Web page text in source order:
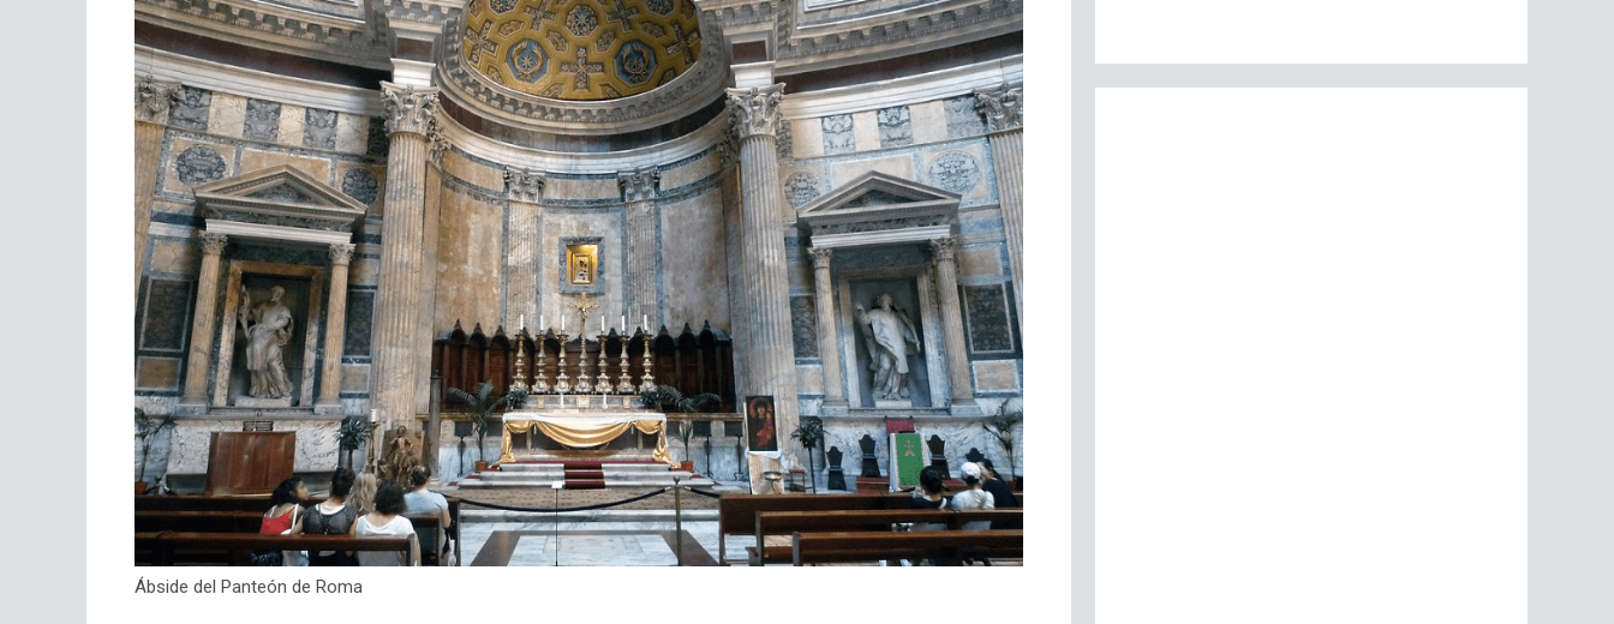
Ábside del Panteón de Roma